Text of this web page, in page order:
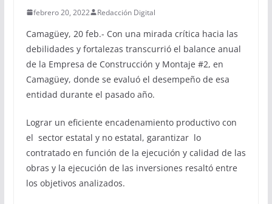
febrero 20, 2022 Redacción Digital
Camagüey, 20 feb.- Con una mirada crítica hacia las
debilidades y fortalezas transcurrió el balance anual
de la Empresa de Construcción y Montaje #2, en
Camagüey, donde se evaluó el desempeño de esa
entidad durante el pasado año.
Lograr un eficiente encadenamiento productivo con
el sector estatal y no estatal, garantizar lo
contratado en función de la ejecución y calidad de las
obras y la ejecución de las inversiones resaltó entre
los objetivos analizados.